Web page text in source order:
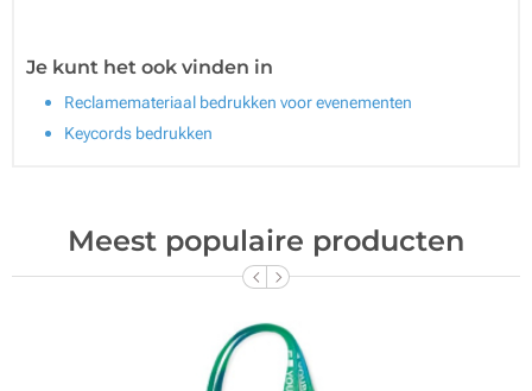
Je kunt het ook vinden in
Reclamemateriaal bedrukken voor evenementen
Keycords bedrukken
Meest populaire producten